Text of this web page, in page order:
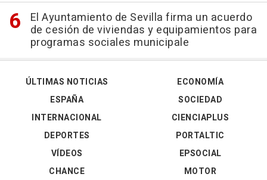
El Ayuntamiento de Sevilla firma un acuerdo
de cesión de viviendas y equipamientos para
programas sociales municipale
ÚLTIMAS NOTICIAS
ESPAÑA
INTERNACIONAL
DEPORTES
VÍDEOS
ECONOMÍA
SOCIEDAD
CIENCIAPLUS
PORTALTIC
EPSOCIAL
CHANCE
MOTOR